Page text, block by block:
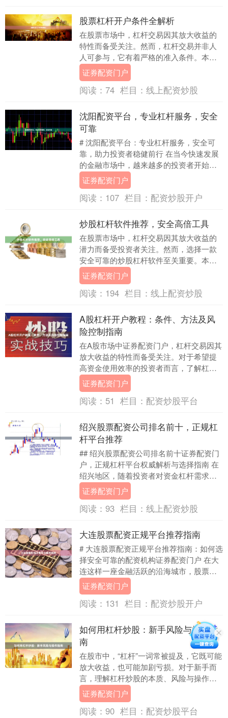
股票杠杆开户条件全解析
在股票市场中，杠杆交易因其放大收益的
特性而备受关注。然而，杠杆交易并非人
人可参与，它有着严格的准入条件。本文
将全面解析股票杠杆开户的核心条件，帮
助投资者在合规前....
证券配资门户
阅读： 74 栏目： 线上配资炒股
沈阳配资平台，专业杠杆服务，安全
可靠
# 沈阳配资平台：专业杠杆服务，安全可
靠，助力投资者稳健前行 在当今快速发展
的金融市场中，越来越多的投资者开始关
注杠杆交易，希望通过合理的资金配置放
大收益。而选....
证券配资门户
阅读： 107 栏目： 配资炒股开户
炒股杠杆软件推荐，安全高倍工具
在股票市场中，杠杆交易因其放大收益的
潜力而备受投资者关注。然而，选择一款
安全可靠的炒股杠杆软件至关重要。本文
将为您推荐几款市场口碑良好、安全性高
且提供合理倍数的....
证券配资门户
阅读： 194 栏目： 线上配资炒股
A股杠杆开户教程：条件、方法及风
险控制指南
在A股市场中证券配资门户，杠杆交易因其
放大收益的特性而备受关注。对于希望提
高资金使用效率的投资者而言，了解杠杆
开户的条件、方法以及风险控制策略至关
重要。本文将为....
证券配资门户
阅读： 51 栏目： 配资炒股平台
绍兴股票配资公司排名前十，正规杠
杆平台推荐
## 绍兴股票配资公司排名前十证券配资门
户，正规杠杆平台权威解析与选择指南 在
绍兴地区，随着投资者对资金杠杆需求的
增加，选择一家正规、可靠的股票配资公
司变得至关....
证券配资门户
阅读： 93 栏目： 线上配资炒股
大连股票配资正规平台推荐指南
# 大连股票配资正规平台推荐指南：如何选
择安全可靠的配资机构证券配资门户 在大
连这样一座金融活跃的沿海城市，股票配
资因其放大资金、提升盈利空间的特点，
吸引了大量....
证券配资门户
阅读： 131 栏目： 配资炒股开户
如何用杠杆炒股：新手风险与操作指
南
在股市中，“杠杆”一词常被提及，它既可能
放大收益，也可能加剧亏损。对于新手而
言，理解杠杆炒股的本质、风险与操作要
点，是避免踩坑的第一步。本文将为你系
统梳理杠杆炒....
证券配资门户
阅读： 90 栏目： 配资炒股平台